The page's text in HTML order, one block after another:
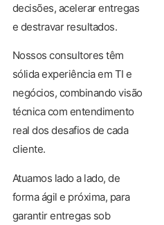
decisões, acelerar entregas
e destravar resultados.
Nossos consultores têm
sólida experiência em TI e
negócios, combinando visão
técnica com entendimento
real dos desafios de cada
cliente.
Atuamos lado a lado, de
forma ágil e próxima, para
garantir entregas sob